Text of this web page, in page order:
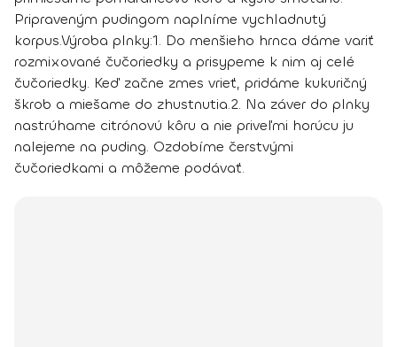
Pripraveným pudingom naplníme vychladnutý
korpus.Výroba plnky:1. Do menšieho hrnca dáme variť
rozmixované čučoriedky a prisypeme k nim aj celé
čučoriedky. Keď začne zmes vrieť, pridáme kukuričný
škrob a miešame do zhustnutia.2. Na záver do plnky
nastrúhame citrónovú kôru a nie priveľmi horúcu ju
nalejeme na puding. Ozdobíme čerstvými
čučoriedkami a môžeme podávať.